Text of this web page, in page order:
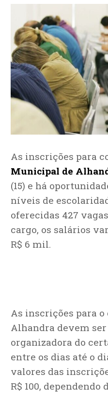
As inscrições para
Municipal de
(15) e há
níveis de
oferecidas 427
cargo, os salários
R$ 6 mil.
As inscrições para o
Alhandra devem
organizadora do
entre os dias até o
valores das
R$ 100, dependendo